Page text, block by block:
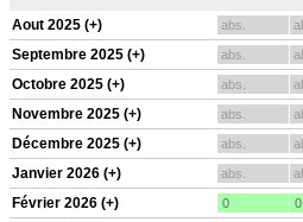
Aout 2025 (+) abs.
Septembre 2025 (+) abs.
Octobre 2025 (+) abs.
Novembre 2025 (+) abs.
Décembre 2025 (+) abs.
Janvier 2026 (+) abs.
Février 2026 (+) 0 0